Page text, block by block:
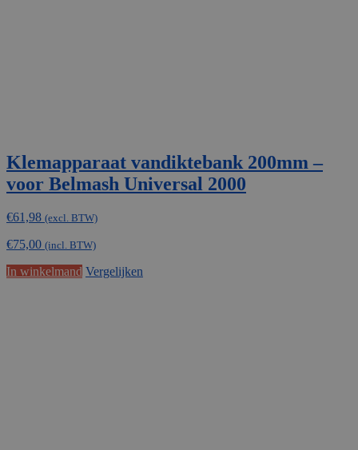
Klemapparaat vandiktebank 200mm –
voor Belmash Universal 2000
€61,98 (excl. BTW)
€75,00 (incl. BTW)
In winkelmand Vergelijken